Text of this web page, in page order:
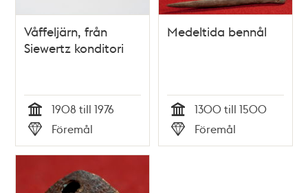
Våffeljärn, från
Siewertz konditori
Tid
1908 till 1976
Typ
Föremål
Medeltida bennål
Tid
1300 till 1500
Typ
Föremål